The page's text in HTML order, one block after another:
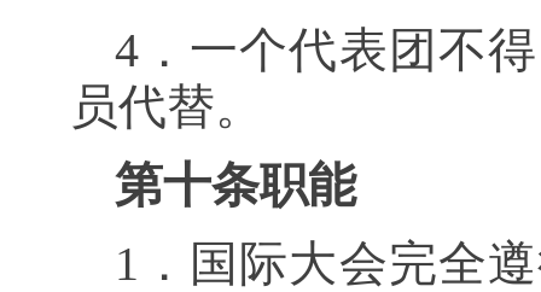
4．一个代表团不
员代替。
第十条职能
1．国际大会完全